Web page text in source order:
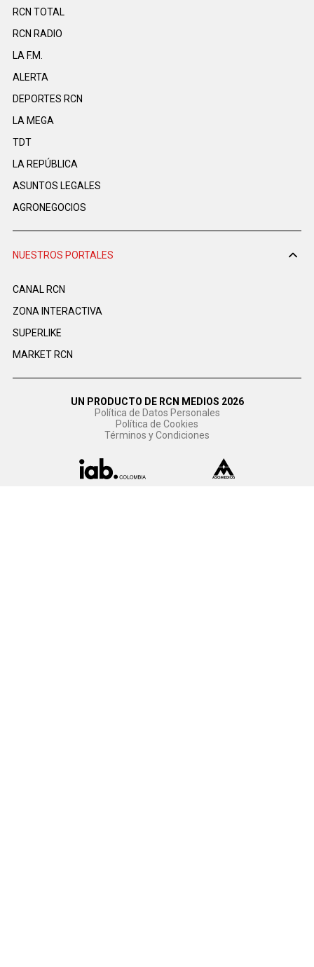
RCN TOTAL
RCN RADIO
LA F.M.
ALERTA
DEPORTES RCN
LA MEGA
TDT
LA REPÚBLICA
ASUNTOS LEGALES
AGRONEGOCIOS
NUESTROS PORTALES
CANAL RCN
ZONA INTERACTIVA
SUPERLIKE
MARKET RCN
UN PRODUCTO DE RCN MEDIOS 2026
Política de Datos Personales
Política de Cookies
Términos y Condiciones